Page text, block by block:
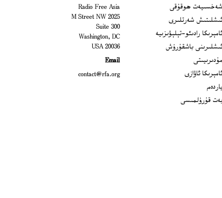
شەخسىيەت ھوقۇقى
ئىشلىتىش شەرتلىرى
ئامېرىكا رادىئو-تېلېۋىزىيە
ئىشلىرىنى باشقۇرۇش
مۇدىرىيىتى
ئامېرىكا ئاۋازى
ياردەم
بەت قۇرۇلمىسى
Radio Free Asia
2025 M Street NW
Suite 300
Washington, DC
20036 USA
Email
contact@rfa.org